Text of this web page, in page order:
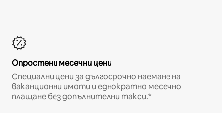
Опростени месечни цени
Специални цени за дългосрочно наемане на
ваканционни имоти и еднократно месечно
плащане без допълнителни такси.*